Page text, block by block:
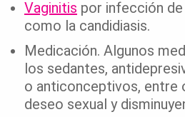
Vaginitis por infección
como la candidiasis.
Medicación. Algunos
los sedantes,
o anticonceptivos, entre
deseo sexual y